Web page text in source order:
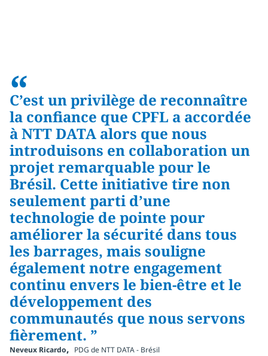
“
C’est un privilège de reconnaître
la confiance que CPFL a accordée
à NTT DATA alors que nous
introduisons en collaboration un
projet remarquable pour le
Brésil. Cette initiative tire non
seulement parti d’une
technologie de pointe pour
améliorer la sécurité dans tous
les barrages, mais souligne
également notre engagement
continu envers le bien-être et le
développement des
communautés que nous servons
fièrement. ”
Neveux Ricardo, PDG de NTT DATA - Brésil